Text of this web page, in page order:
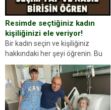
Resimde seçtiğiniz kadın
kişiliğinizi ele veriyor!
Bir kadın seçin ve kişiliğiniz
hakkındaki her şeyi öğrenin. Bu
kez karşınıza oldukça farklı bir
kişilik testiyle çıkıyoruz. Resimde
gördüğünüz kadın figürlerinden
dikkatinizi en...